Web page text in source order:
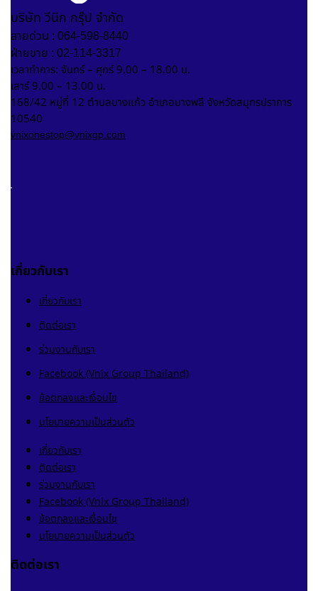
บริษัท วีนิก กรุ๊ป จำกัด
สายด่วน : 064-598-8440
ฝ่ายขาย : 02-114-3317
เวลาทำการ: จันทร์ – ศุกร์ 9.00 – 18.00 น.
เสาร์ 9.00 – 13.00 น.
168/42 หมู่ที่ 12 ตำบลบางแก้ว อำเภอบางพลี จังหวัดสมุทรปราการ
10540
vnixonestop@vnixgp.com
เกี่ยวกับเรา
เกี่ยวกับเรา
ติดต่อเรา
ร่วมงานกับเรา
Facebook (Vnix Group Thailand)
ข้อตกลงและเงื่อนไข
นโยบายความเป็นส่วนตัว
เกี่ยวกับเรา
ติดต่อเรา
ร่วมงานกับเรา
Facebook (Vnix Group Thailand)
ข้อตกลงและเงื่อนไข
นโยบายความเป็นส่วนตัว
ติดต่อเรา